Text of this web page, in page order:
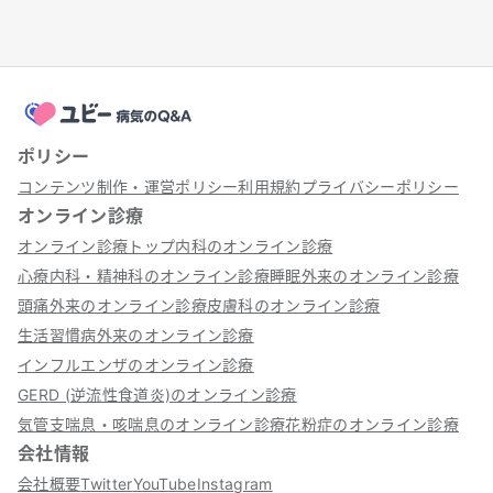
ポリシー
コンテンツ制作・運営ポリシー利用規約プライバシーポリシー
オンライン診療
オンライン診療トップ内科のオンライン診療
心療内科・精神科のオンライン診療睡眠外来のオンライン診療
頭痛外来のオンライン診療皮膚科のオンライン診療
生活習慣病外来のオンライン診療
インフルエンザのオンライン診療
GERD (逆流性食道炎)のオンライン診療
気管支喘息・咳喘息のオンライン診療花粉症のオンライン診療
会社情報
会社概要TwitterYouTubeInstagram